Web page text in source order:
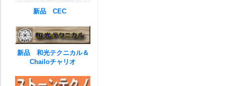
新品 CEC
新品 和光テクニカル＆
Chailoチャリオ